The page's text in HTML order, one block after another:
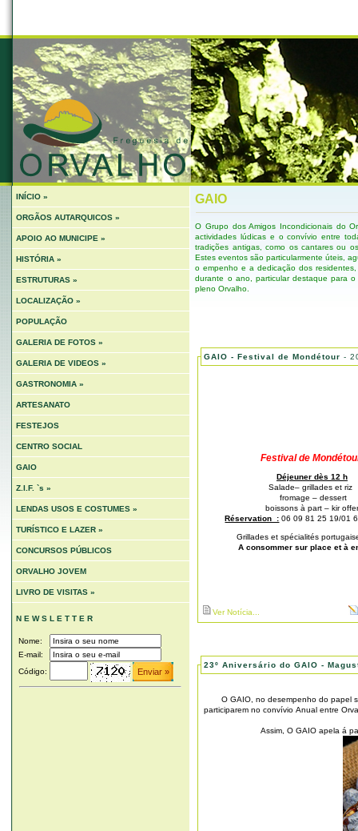
INÍCIO »
ORGÃOS AUTARQUICOS »
APOIO AO MUNICIPE »
HISTÓRIA »
ESTRUTURAS »
LOCALIZAÇÃO »
POPULAÇÃO
GALERIA DE FOTOS »
GALERIA DE VIDEOS »
GASTRONOMIA »
ARTESANATO
FESTEJOS
CENTRO SOCIAL
GAIO
Z.I.F. `s »
LENDAS USOS E COSTUMES »
TURÍSTICO E LAZER »
CONCURSOS PÚBLICOS
ORVALHO JOVEM
LIVRO DE VISITAS »
N E W S L E T T E R
Nome:
E-mail:
Código:
GAIO
O Grupo dos Amigos Incondicionais do
actividades lúdicas e o convívio entre
tradições antigas, como os cantares ou
Estes eventos são particularmente úteis,
o empenho e a dedicação dos
durante o ano, particular destaque para
pleno Orvalho.
GAIO - Festival de Mondétour -
Festival de
Déjeuner dès 12 h
Salade– grillades et riz
fromage – dessert
boissons à part – kir
Réservation : 06 09 81 25 19/01
Grillades et spécialités
A consommer sur place et à
Ver Notícia...
23º Aniversário do GAIO -
O GAIO, no desempenho do papel
participarem no convívio Anual entre
Assim, O GAIO apela á